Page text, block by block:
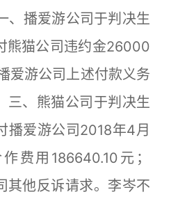
、播爱游公司于判决生
熊猫公司违约金26000
爱游公司上述付款义务
三、熊猫公司于判决生
播爱游公司2018年4月
费用186640.10元；
其他反诉请求。李岑不